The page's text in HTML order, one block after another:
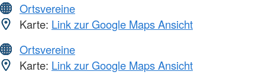
Ortsvereine
Karte: Link zur Google Maps Ansicht
Ortsvereine
Karte: Link zur Google Maps Ansicht